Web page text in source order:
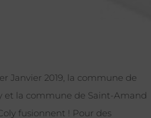
Janvier 2019, la commune de
et la commune de Saint-Amand
fusionnent ! Pour des